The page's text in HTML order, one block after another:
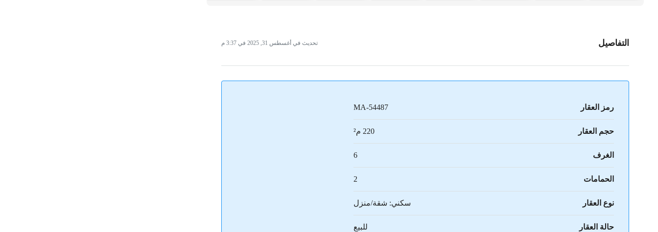
التفاصيل تحديث في أغسطس 31, 2025 في 3:37 م
رمز العقار MA-54487
حجم العقار 220 م²
الغرف 6
الحمامات 2
نوع العقار سكني: شقة/منزل
حالة العقار للبيع